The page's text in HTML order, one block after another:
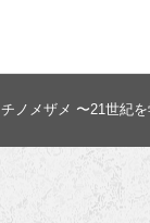
チノメザメ 〜21世紀